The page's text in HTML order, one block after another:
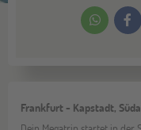
Frankfurt - Kapstadt,